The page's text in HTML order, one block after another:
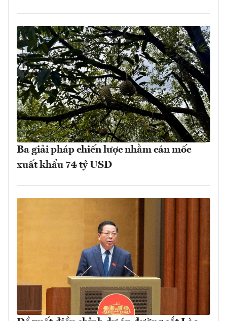
Ba giải pháp chiến lược nhằm cán mốc
xuất khẩu 74 tỷ USD